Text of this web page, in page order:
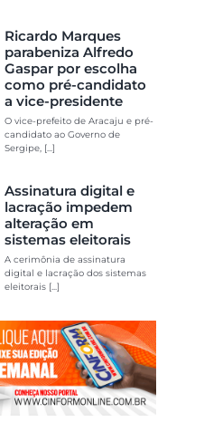
Ricardo Marques
parabeniza Alfredo
Gaspar por escolha
como pré-candidato
a vice-presidente
O vice-prefeito de Aracaju e pré-
candidato ao Governo de
Sergipe, [...]
Assinatura digital e
lacração impedem
alteração em
sistemas eleitorais
A cerimônia de assinatura
digital e lacração dos sistemas
eleitorais [...]